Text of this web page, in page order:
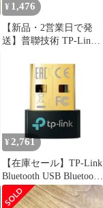
¥ 1,476
【新品・2営業日で発
送】普聯技術 TP-Link
ブルートゥース子機 PC
用／ナノサイズ UB4A
¥ 2,761
【在庫セール】TP-Link
Bluetooth USB Bluetooth
5.0 対応 パソコン/タブ
レット 対応 アダプタ